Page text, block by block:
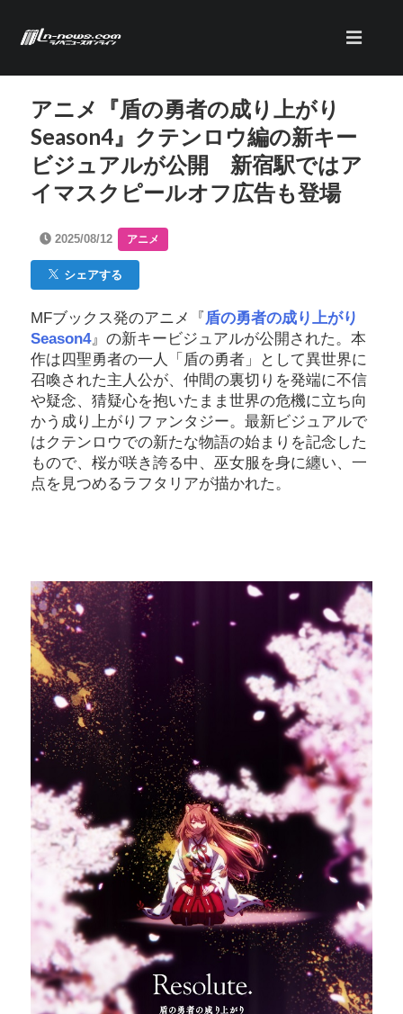
アニメ『盾の勇者の成り上がり
Season4』クテンロウ編の新キー
ビジュアルが公開 新宿駅ではア
イマスクピールオフ広告も登場
2025/08/12 アニメ
シェアする
MFブックス発のアニメ『 盾の勇者の成り上がり
Season4』の新キービジュアルが公開された。本
作は四聖勇者の一人「盾の勇者」として異世界に
召喚された主人公が、仲間の裏切りを発端に不信
や疑念、猜疑心を抱いたまま世界の危機に立ち向
かう成り上がりファンタジー。最新ビジュアルで
はクテンロウでの新たな物語の始まりを記念した
もので、桜が咲き誇る中、巫女服を身に纏い、一
点を見つめるラフタリアが描かれた。